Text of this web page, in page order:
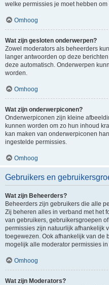
welke permissies je moet hebben
Omhoog
Wat zijn gesloten onderwerpen?
Zowel moderators als beheerders
langer antwoorden op deze
deze automatisch. Onderwerpen
worden.
Omhoog
Wat zijn onderwerpiconen?
Onderwerpiconen zijn kleine
kunnen worden om zo hun inhoud
kan maken van onderwerpiconen
ingestelde permissies.
Omhoog
Gebruikers en
Wat zijn Beheerders?
Beheerders zijn gebruikers die alle
Zij beheren alles in verband met het
van gebruikers, gebruikersgroepen
permissies zijn natuurlijk afhankelijk
toegewezen. Ook afhankelijk van de
mogelijk alle moderator permissies
Omhoog
Wat zijn Moderators?